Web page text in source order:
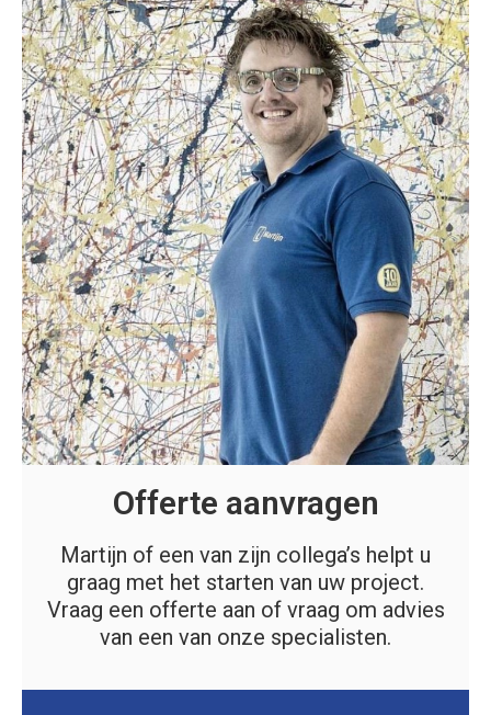
Offerte aanvragen
Martijn of een van zijn collega’s helpt u
graag met het starten van uw project.
Vraag een offerte aan of vraag om advies
van een van onze specialisten.